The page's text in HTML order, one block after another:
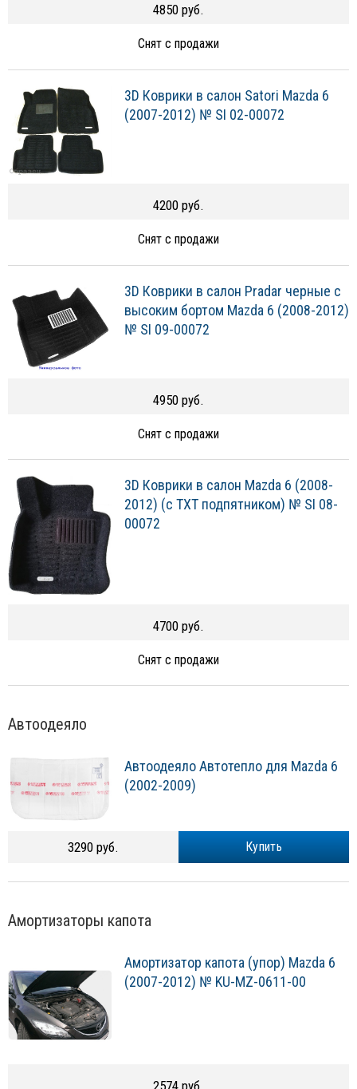
4850 руб.
Снят с продажи
3D Коврики в салон Satori Mazda 6
(2007-2012) № SI 02-00072
4200 руб.
Снят с продажи
3D Коврики в салон Pradar черные с
высоким бортом Mazda 6 (2008-2012)
№ SI 09-00072
4950 руб.
Снят с продажи
3D Коврики в салон Mazda 6 (2008-
2012) (с TXT подпятником) № SI 08-
00072
4700 руб.
Снят с продажи
Автоодеяло
Автоодеяло Автотепло для Mazda 6
(2002-2009)
Купить
3290 руб.
Амортизаторы капота
Амортизатор капота (упор) Mazda 6
(2007-2012) № KU-MZ-0611-00